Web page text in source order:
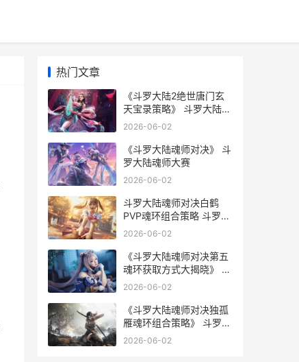
热门文章
《斗罗大陆2绝世唐门玄
天宝录策略》 斗罗大陆2
绝世唐门 第6季·动态漫
2026-06-02
《斗罗大陆魂师对决》 斗
罗大陆魂师大赛
2026-06-02
斗罗大陆魂师对决白鹤
PVP魂环组合策略 斗罗大
陆魂师对决官方正版
2026-06-02
《斗罗大陆魂师对决第五
魂环获取方式大揭晓》 斗
罗大陆魂师对决37官网下
2026-06-02
《斗罗大陆魂师对决独孤
雁魂环组合策略》 斗罗大
陆魂师对决无限资源版
2026-06-02